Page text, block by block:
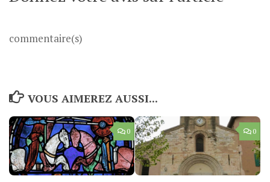
commentaire(s)
VOUS AIMEREZ AUSSI...
0 0